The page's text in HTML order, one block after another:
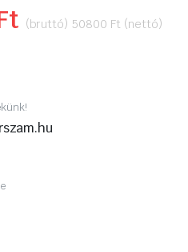
Current
64516 Ft.
(bruttó) 50800 Ft (nettó)